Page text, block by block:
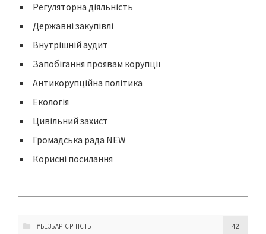
Регуляторна діяльність
Державні закупівлі
Внутрішній аудит
Запобігання проявам корупції
Антикорупційна політика
Екологія
Цивільний захист
Громадська рада NEW
Корисні посилання
#БЕЗБАР'ЄРНІСТЬ 42